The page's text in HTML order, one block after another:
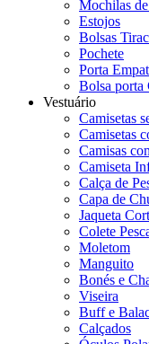
Mochilas de
Estojos
Bolsas
Pochete
Porta
Bolsa porta
Vestuário
Camisetas
Camisetas
Camisas
Camiseta
Calça de
Capa de
Jaqueta
Colete
Moletom
Manguito
Bonés e
Viseira
Buff e
Calçados